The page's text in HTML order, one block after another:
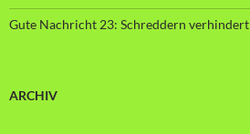
Gute Nachricht 23: Schreddern verhindert
ARCHIV